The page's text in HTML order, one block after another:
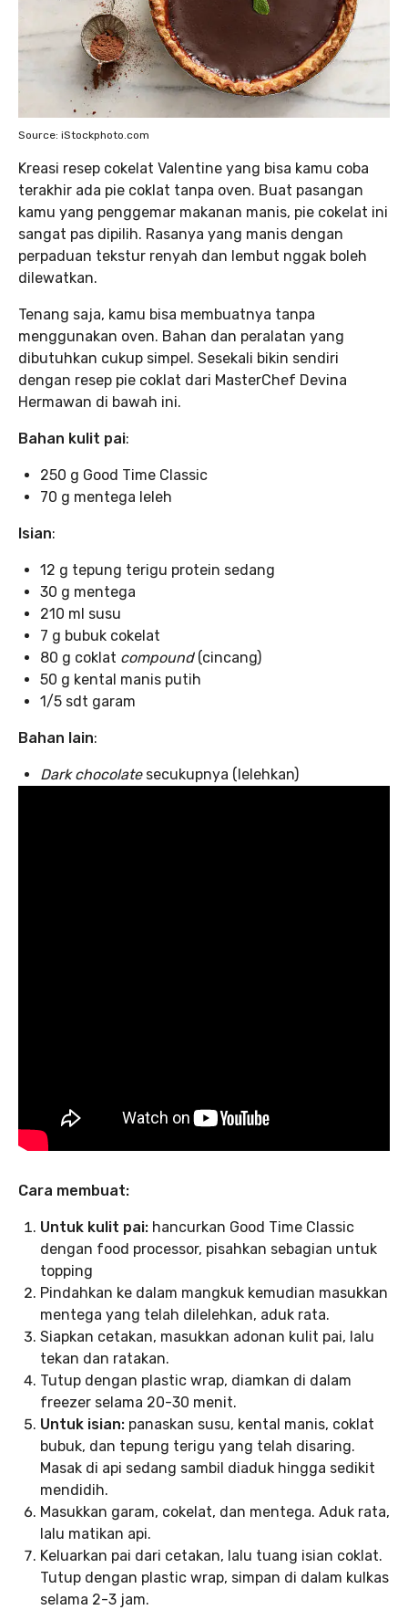
Source: iStockphoto.com
Kreasi resep cokelat Valentine yang bisa kamu coba
terakhir ada pie coklat tanpa oven. Buat pasangan
kamu yang penggemar makanan manis, pie cokelat ini
sangat pas dipilih. Rasanya yang manis dengan
perpaduan tekstur renyah dan lembut nggak boleh
dilewatkan.
Tenang saja, kamu bisa membuatnya tanpa
menggunakan oven. Bahan dan peralatan yang
dibutuhkan cukup simpel. Sesekali bikin sendiri
dengan resep pie coklat dari MasterChef Devina
Hermawan di bawah ini.
Bahan kulit pai:
250 g Good Time Classic
70 g mentega leleh
Isian:
12 g tepung terigu protein sedang
30 g mentega
210 ml susu
7 g bubuk cokelat
80 g coklat compound(cincang)
50 g kental manis putih
1/5 sdt garam
Bahan lain:
Dark chocolate secukupnya (lelehkan)
Cara membuat:
Untuk kulit pai: hancurkan Good Time Classic
dengan food processor, pisahkan sebagian untuk
topping
Pindahkan ke dalam mangkuk kemudian masukkan
mentega yang telah dilelehkan, aduk rata.
Siapkan cetakan, masukkan adonan kulit pai, lalu
tekan dan ratakan.
Tutup dengan plastic wrap, diamkan di dalam
freezer selama 20-30 menit.
Untuk isian: panaskan susu, kental manis, coklat
bubuk, dan tepung terigu yang telah disaring.
Masak di api sedang sambil diaduk hingga sedikit
mendidih.
Masukkan garam, cokelat, dan mentega. Aduk rata,
lalu matikan api.
Keluarkan pai dari cetakan, lalu tuang isian coklat.
Tutup dengan plastic wrap, simpan di dalam kulkas
selama 2-3 jam.